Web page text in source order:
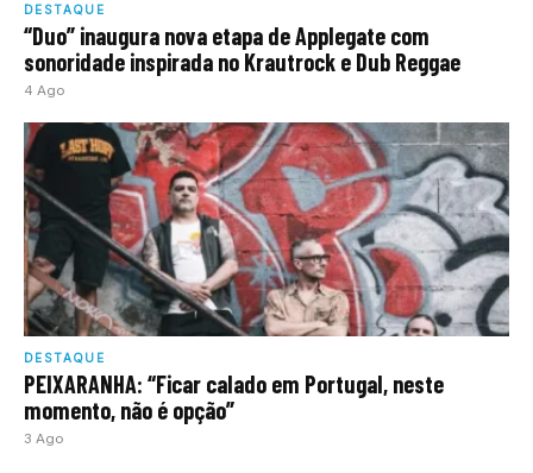
DESTAQUE
“Duo” inaugura nova etapa de Applegate com
sonoridade inspirada no Krautrock e Dub Reggae
4 Ago
DESTAQUE
PEIXARANHA: “Ficar calado em Portugal, neste
momento, não é opção”
3 Ago